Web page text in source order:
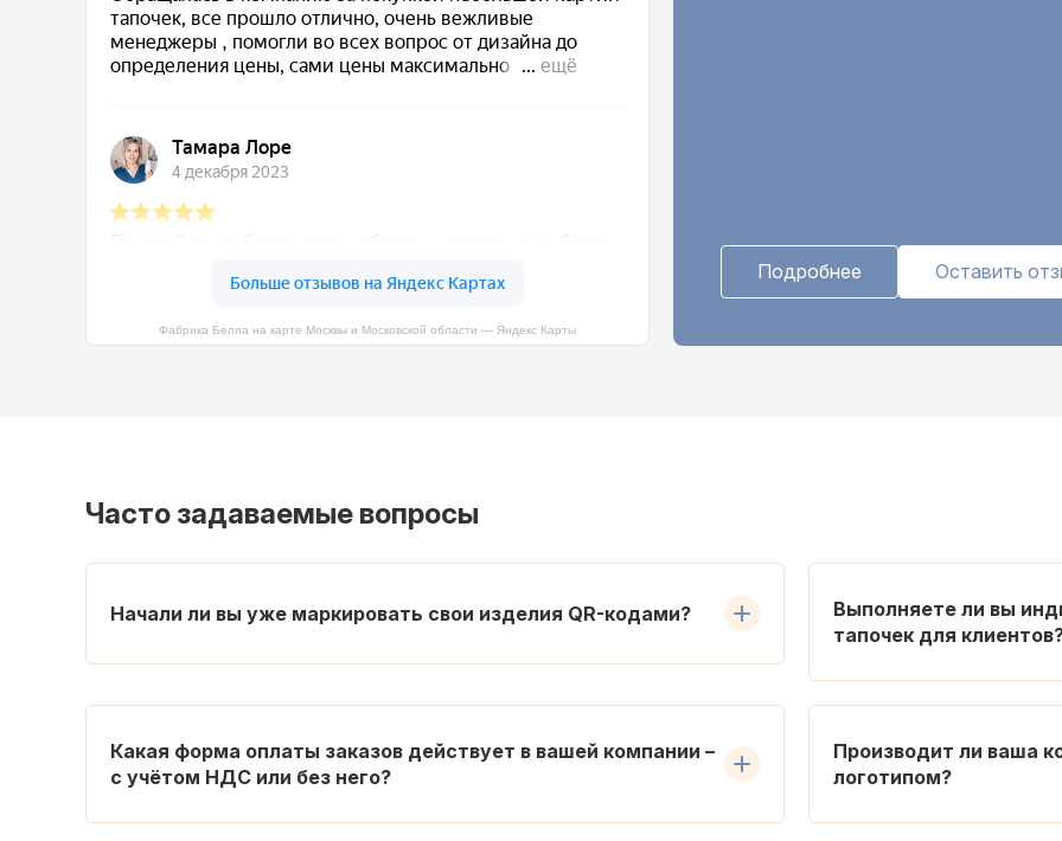
Фабрика Белла на карте Москвы и Московской области — Яндекс Карты
Подробнее Оставить
Часто задаваемые вопросы
Начали ли вы уже маркировать свои изделия QR-кодами?
Выполняете ли вы
тапочек для
Какая форма оплаты заказов действует в вашей компании –
с учётом НДС или без него?
Производит ли ваша
логотипом?